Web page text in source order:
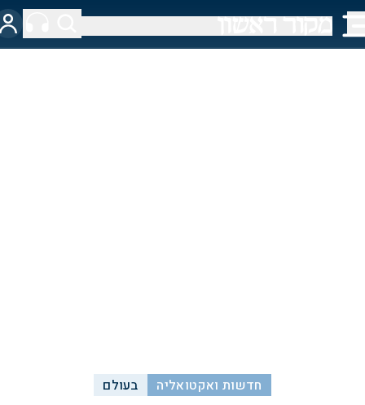
חדשות ואקטואליה בעולם